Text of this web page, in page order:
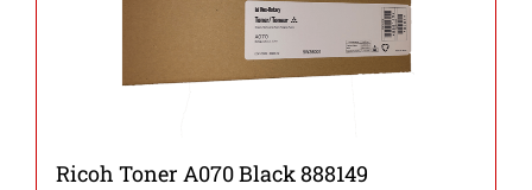
Ricoh Toner A070 Black 888149